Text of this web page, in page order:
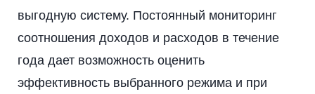
выгодную систему. Постоянный мониторинг
соотношения доходов и расходов в течение
года дает возможность оценить
эффективность выбранного режима и при